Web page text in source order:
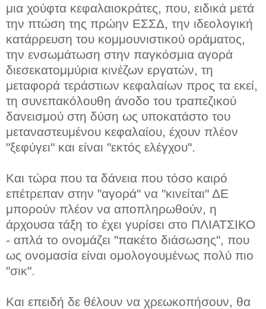
μια χούφτα κεφαλαιοκράτες, που, ειδικά μετά
την πτώση της πρώην ΕΣΣΔ, την ιδεολογική
κατάρρευση του κομμουνιστικού οράματος,
την ενσωμάτωση στην παγκόσμια αγορά
διεσεκατομμύρια κινέζων εργατών, τη
μεταφορά τεράστιων κεφαλαίων προς τα εκεί,
τη συνεπακόλουθη άνοδο του τραπεζικού
δανεισμού στη δύση ως υποκατάστο του
μεταναστευμένου κεφαλαίου, έχουν πλέον
"ξεφύγει" και είναι "εκτός ελέγχου".
Και τώρα που τα δάνεια που τόσο καιρό
επέτρεπαν στην "αγορά" να "κινείται" ΔΕ
μπορούν πλέον να αποπληρωθούν, η
άρχουσα τάξη το έχει γυρίσει στο ΠΛΙΑΤΣΙΚΟ
- απλά το ονομάζει "πακέτο διάσωσης", που
ως ονομασία είναι ομολογουμένως πολύ πιο
"σικ".
Και επειδή δε θέλουν να χρεωκοπήσουν, θα